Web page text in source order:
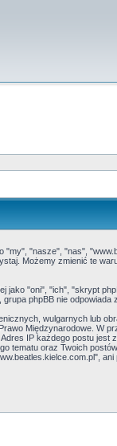
"my", "nasze", "nas",
Możemy zmienić te
jako "oni", "ich", "skrypt
phpBB nie
wulgarnych lub
Międzynarodowe. W
IP każdego postu jest
tematu oraz Twoich